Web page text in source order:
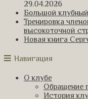
29.04.2026
Большой
Тренировка
высокоточной
Новая книга
Навигация
О клубе
Обращение
История